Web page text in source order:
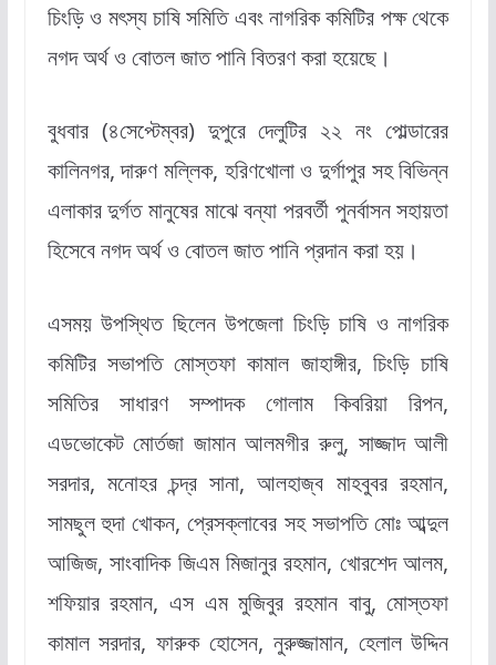
চিংড়ি ও মৎস্য চাষি সমিতি এবং নাগরিক কমিটির পক্ষ থেকে
নগদ অর্থ ও বোতল জাত পানি বিতরণ করা হয়েছে।
বুধবার (৪সেপ্টেম্বর) দুপুরে দেলুটির ২২ নং পোল্ডারের
কালিনগর, দারুণ মল্লিক, হরিণখোলা ও দুর্গাপুর সহ বিভিন্ন
এলাকার দুর্গত মানুষের মাঝে বন্যা পরবর্তী পুনর্বাসন সহায়তা
হিসেবে নগদ অর্থ ও বোতল জাত পানি প্রদান করা হয়।
এসময় উপস্থিত ছিলেন উপজেলা চিংড়ি চাষি ও নাগরিক
কমিটির সভাপতি মোস্তফা কামাল জাহাঙ্গীর, চিংড়ি চাষি
সমিতির সাধারণ সম্পাদক গোলাম কিবরিয়া রিপন,
এডভোকেট মোর্তজা জামান আলমগীর রুলু, সাজ্জাদ আলী
সরদার, মনোহর চন্দ্র সানা, আলহাজ্ব মাহবুবর রহমান,
সামছুল হুদা খোকন, প্রেসক্লাবের সহ সভাপতি মোঃ আব্দুল
আজিজ, সাংবাদিক জিএম মিজানুর রহমান, খোরশেদ আলম,
শফিয়ার রহমান, এস এম মুজিবুর রহমান বাবু, মোস্তফা
কামাল সরদার, ফারুক হোসেন, নুরুজ্জামান, হেলাল উদ্দিন